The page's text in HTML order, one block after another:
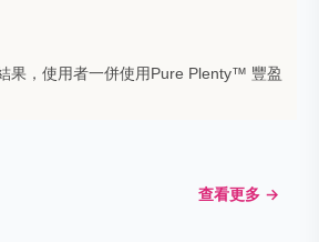
果，使用者一併使用Pure Plenty™ 豐盈
查看更多 →